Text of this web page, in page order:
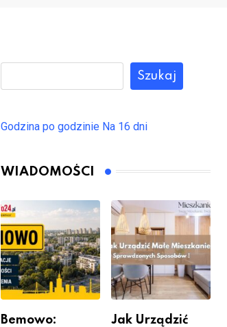
Szukaj
Godzina po godzinie Na 16 dni
WIADOMOŚCI
Bemowo:
Jak Urządzić